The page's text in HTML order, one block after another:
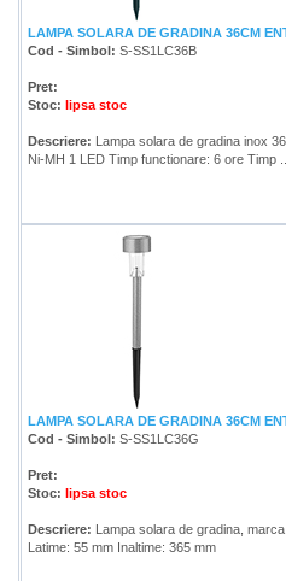
LAMPA SOLARA DE GRADINA 36CM
Cod - Simbol: S-SS1LC36B
Pret:
Stoc: lipsa stoc
Descriere: Lampa solara de gradina inox
Ni-MH 1 LED Timp functionare: 6 ore Timp ...
LAMPA SOLARA DE GRADINA 36CM
Cod - Simbol: S-SS1LC36G
Pret:
Stoc: lipsa stoc
Descriere: Lampa solara de gradina,
Latime: 55 mm Inaltime: 365 mm